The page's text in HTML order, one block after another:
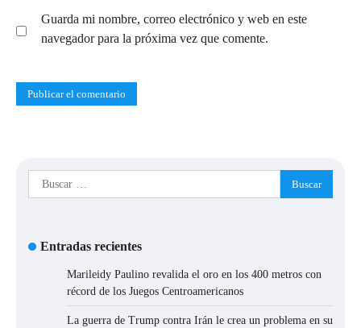
Guarda mi nombre, correo electrónico y web en este
navegador para la próxima vez que comente.
Buscar:
Entradas recientes
Marileidy Paulino revalida el oro en los 400 metros con
récord de los Juegos Centroamericanos
La guerra de Trump contra Irán le crea un problema en su